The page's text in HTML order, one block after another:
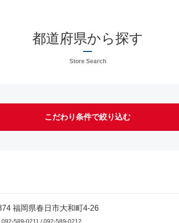
都道府県から探す
Store Search
こだわり条件で絞り込む
ツウェア(ヘルメット) スポーツウェア(アパレル)
福岡県春日市大和町4-26
092-589-0211 / 092-589-0212